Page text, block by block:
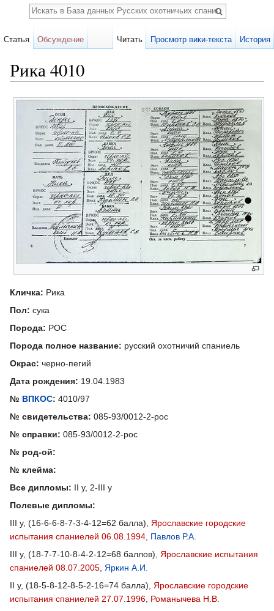
Рика 4010
Карточка
собаки
Кличка: Рика
Пол: сука
Порода: РОС
Порода полное название: русский охотничий спаниель
Окрас: черно-пегий
Дата рождения: 19.04.1983
№ ВПКОС: 4010/97
№ свидетельства: 085-93/0012-2-рос
№ справки: 085-93/0012-2-рос
№ род-ой:
№ клейма:
Все дипломы: II у, 2-III у
Полевые дипломы:
III у, (16-6-6-8-7-3-4-12=62 балла), Ярославские городские
испытания спаниелей 06.08.1994 Павлов Р.А.
III у, (18-7-7-10-8-4-2-12=68 баллов), Ярославские испытания
спаниелей 08.07.2005 Яркин А.И.
II у, (18-5-8-12-8-5-2-16=74 балла), Ярославские городские
испытания спаниелей 27.07.1996 Романычева Н.В.
Статья Обсуждение Читать Просмотр вики-текста История
Поиск